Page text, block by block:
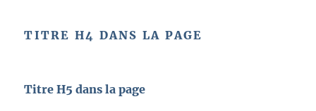
TITRE H4 DANS LA PAGE
Titre H5 dans la page